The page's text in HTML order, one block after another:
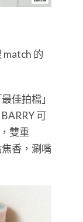
match 的
佳拍檔」
可
雙重
焦香，涮嘴